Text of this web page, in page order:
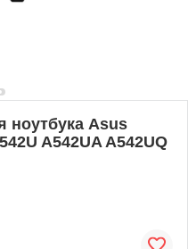
ноутбука Asus
A542UA A542UQ